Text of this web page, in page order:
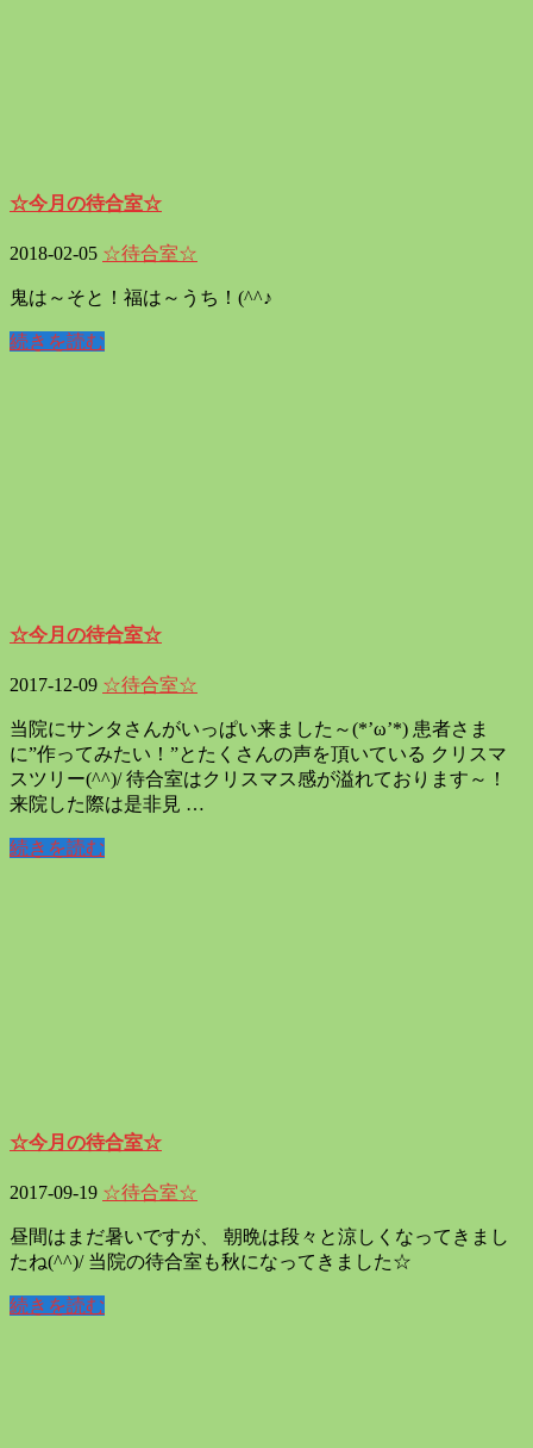
☆今月の待合室☆
2018-02-05 ☆待合室☆
鬼は～そと！福は～うち！(^^♪
続きを読む
☆今月の待合室☆
2017-12-09 ☆待合室☆
当院にサンタさんがいっぱい来ました～(*’ω’*) 患者さま
に”作ってみたい！”とたくさんの声を頂いている クリスマ
スツリー(^^)/ 待合室はクリスマス感が溢れております～！
来院した際は是非見 …
続きを読む
☆今月の待合室☆
2017-09-19 ☆待合室☆
昼間はまだ暑いですが、 朝晩は段々と涼しくなってきまし
たね(^^)/ 当院の待合室も秋になってきました☆
続きを読む